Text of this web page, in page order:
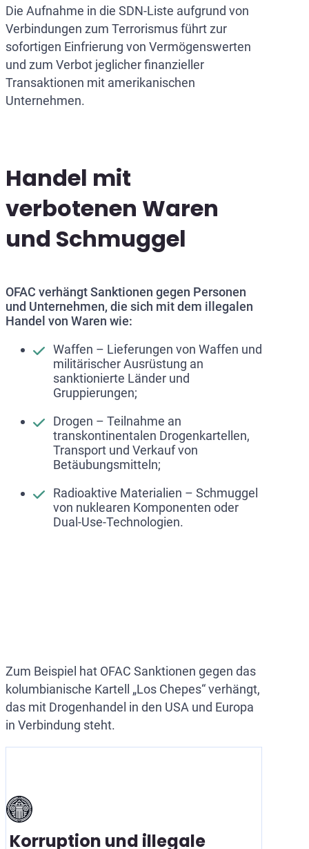
Die Aufnahme in die SDN-Liste aufgrund von
Verbindungen zum Terrorismus führt zur
sofortigen Einfrierung von Vermögenswerten
und zum Verbot jeglicher finanzieller
Transaktionen mit amerikanischen
Unternehmen.
Handel mit
verbotenen Waren
und Schmuggel
OFAC verhängt Sanktionen gegen Personen
und Unternehmen, die sich mit dem illegalen
Handel von Waren wie:
Waffen – Lieferungen von Waffen und
militärischer Ausrüstung an
sanktionierte Länder und
Gruppierungen;
Drogen – Teilnahme an
transkontinentalen Drogenkartellen,
Transport und Verkauf von
Betäubungsmitteln;
Radioaktive Materialien – Schmuggel
von nuklearen Komponenten oder
Dual-Use-Technologien.
Zum Beispiel hat OFAC Sanktionen gegen das
kolumbianische Kartell „Los Chepes“ verhängt,
das mit Drogenhandel in den USA und Europa
in Verbindung steht.
Korruption und illegale